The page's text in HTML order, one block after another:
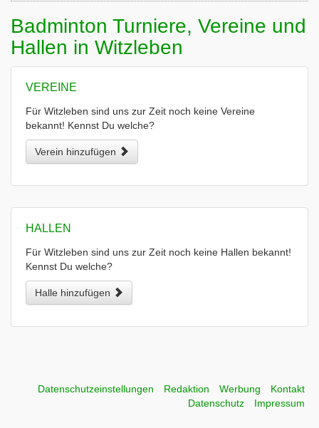
Badminton Turniere, Vereine und
Hallen in Witzleben
VEREINE
Für Witzleben sind uns zur Zeit noch keine Vereine
bekannt! Kennst Du welche?
Verein hinzufügen
HALLEN
Für Witzleben sind uns zur Zeit noch keine Hallen bekannt!
Kennst Du welche?
Halle hinzufügen
Datenschutzeinstellungen Redaktion Werbung
Kontakt
Datenschutz
Impressum